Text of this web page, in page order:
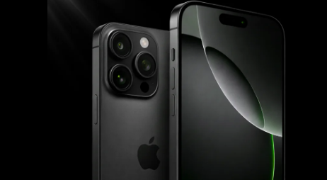
Thajsku kolem Míny byla
Krátce poté sdílel i další
👉 „Vzpomínky ti